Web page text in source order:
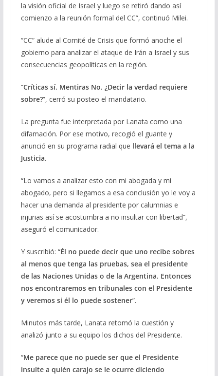
la visión oficial de Israel y luego se retiró dando así
comienzo a la reunión formal del CC”, continuó Milei.
“CC” alude al Comité de Crisis que formó anoche el
gobierno para analizar el ataque de Irán a Israel y sus
consecuencias geopolíticas en la región.
“Críticas sí. Mentiras No. ¿Decir la verdad requiere
sobre?”, cerró su posteo el mandatario.
La pregunta fue interpretada por Lanata como una
difamación. Por ese motivo, recogió el guante y
anunció en su programa radial que llevará el tema a la
Justicia.
“Lo vamos a analizar esto con mi abogada y mi
abogado, pero si llegamos a esa conclusión yo le voy a
hacer una demanda al presidente por calumnias e
injurias así se acostumbra a no insultar con libertad”,
aseguró el comunicador.
Y suscribió: “Él no puede decir que uno recibe sobres
al menos que tenga las pruebas, sea el presidente
de las Naciones Unidas o de la Argentina. Entonces
nos encontraremos en tribunales con el Presidente
y veremos si él lo puede sostener”.
Minutos más tarde, Lanata retomó la cuestión y
analizó junto a su equipo los dichos del Presidente.
“Me parece que no puede ser que el Presidente
insulte a quién carajo se le ocurre diciendo